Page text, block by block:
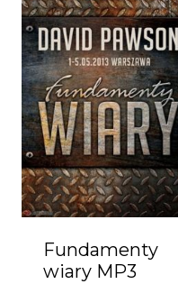
Fundamenty
wiary MP3